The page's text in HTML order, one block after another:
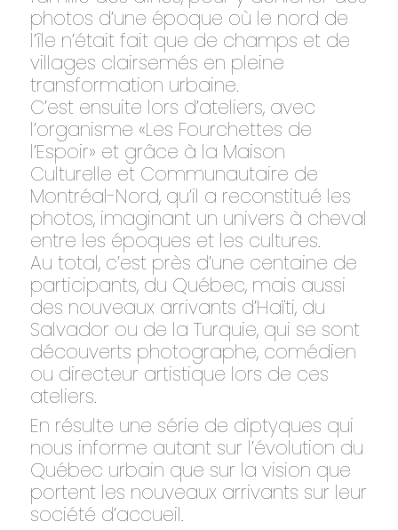
photos d’une époque où le nord de
l’île n’était fait que de champs et de
villages clairsemés en pleine
transformation urbaine.
C’est ensuite lors d’ateliers, avec
l’organisme «Les Fourchettes de
l’Espoir» et grâce à la Maison
Culturelle et Communautaire de
Montréal-Nord, qu’il a reconstitué les
photos, imaginant un univers à cheval
entre les époques et les cultures.
Au total, c’est près d’une centaine de
participants, du Québec, mais aussi
des nouveaux arrivants d’Haïti, du
Salvador ou de la Turquie, qui se sont
découverts photographe, comédien
ou directeur artistique lors de ces
ateliers.
En résulte une série de diptyques qui
nous informe autant sur l’évolution du
Québec urbain que sur la vision que
portent les nouveaux arrivants sur leur
société d’accueil.